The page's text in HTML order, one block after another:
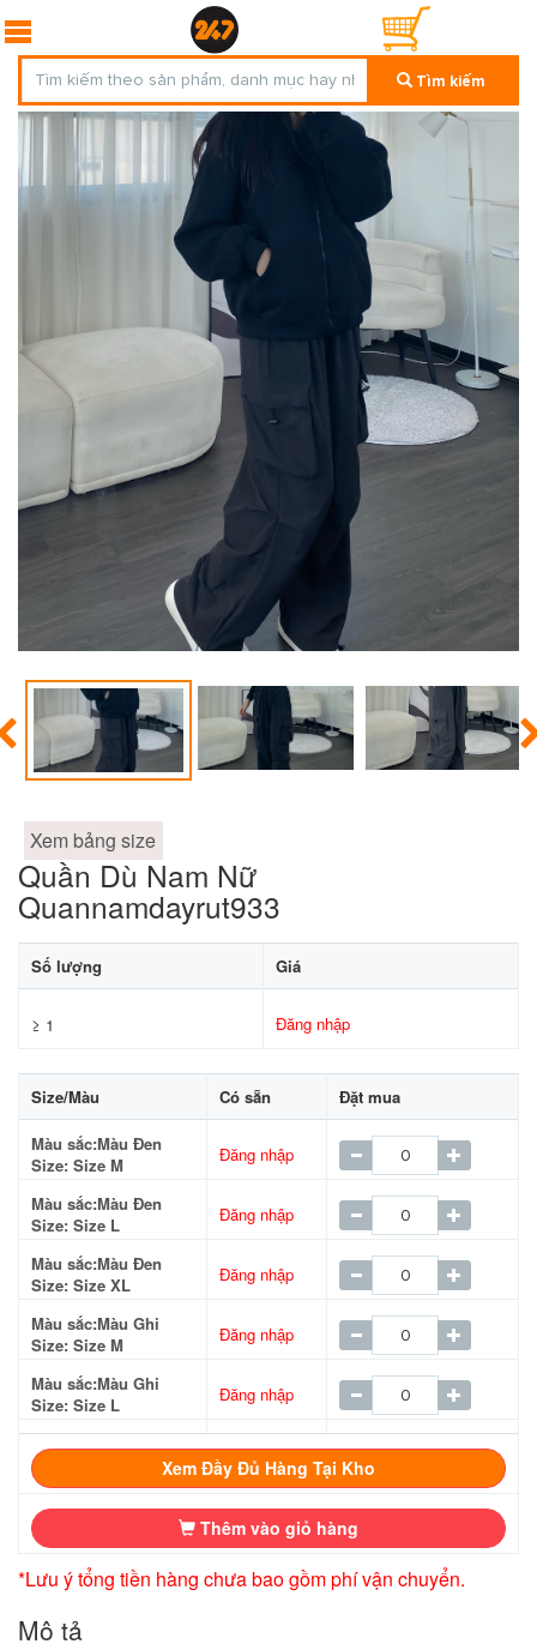
Tìm kiếm
Xem bảng size
Quần Dù Nam Nữ
Quannamdayrut933
Số lượng Giá
≥ 1 Đăng nhập
Size/Màu Có sẵn Đặt mua
Màu sắc:Màu Đen
Size: Size M
Đăng nhập
Màu sắc:Màu Đen
Size: Size L
Đăng nhập
Màu sắc:Màu Đen
Size: Size XL
Đăng nhập
Màu sắc:Màu Ghi
Size: Size M
Đăng nhập
Màu sắc:Màu Ghi
Size: Size L
Đăng nhập
Màu sắc:Màu Ghi
Size: Size XL
Đăng nhập
Xem Đầy Đủ Hàng Tại Kho
Thêm vào giỏ hàng
*Lưu ý tổng tiền hàng chưa bao gồm phí vận chuyển.
Mô tả